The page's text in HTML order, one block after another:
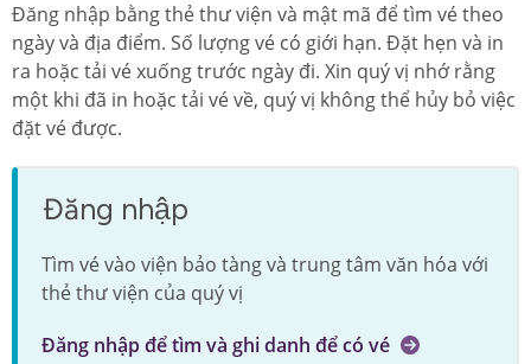
Đăng nhập bằng thẻ thư viện và mật mã để tìm vé theo
ngày và địa điểm. Số lượng vé có giới hạn. Đặt hẹn và in
ra hoặc tải vé xuống trước ngày đi. Xin quý vị nhớ rằng
một khi đã in hoặc tải vé về, quý vị không thể hủy bỏ việc
đặt vé được.
Đăng nhập
Tìm vé vào viện bảo tàng và trung tâm văn hóa với
thẻ thư viện của quý vị
Đăng nhập để tìm và ghi danh để có vé